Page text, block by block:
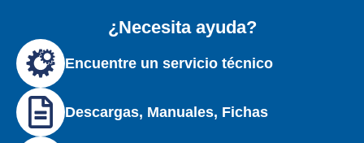
¿Necesita ayuda?
Encuentre un servicio técnico
Descargas, Manuales, Fichas